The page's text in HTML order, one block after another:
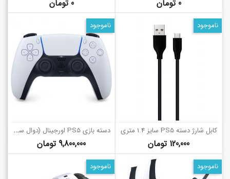
قیمت
0 تومان
قیمت
0 تومان
کابل شارژ دسته PS5 سایز 1.4 متری
قیمت 120,000 تومان
ناموجود
د
سته بازی PS5 اورجینال (دوال سنس، سفید)
قیمت9,800,000 تومان
ناموجود
ناموجود ناموجود